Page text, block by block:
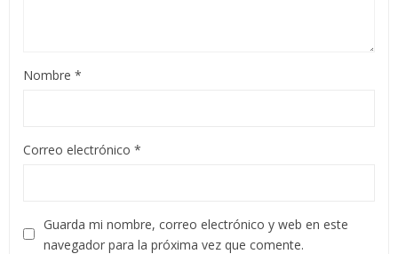
Nombre *
Correo electrónico *
Guarda mi nombre, correo electrónico y web en este
navegador para la próxima vez que comente.